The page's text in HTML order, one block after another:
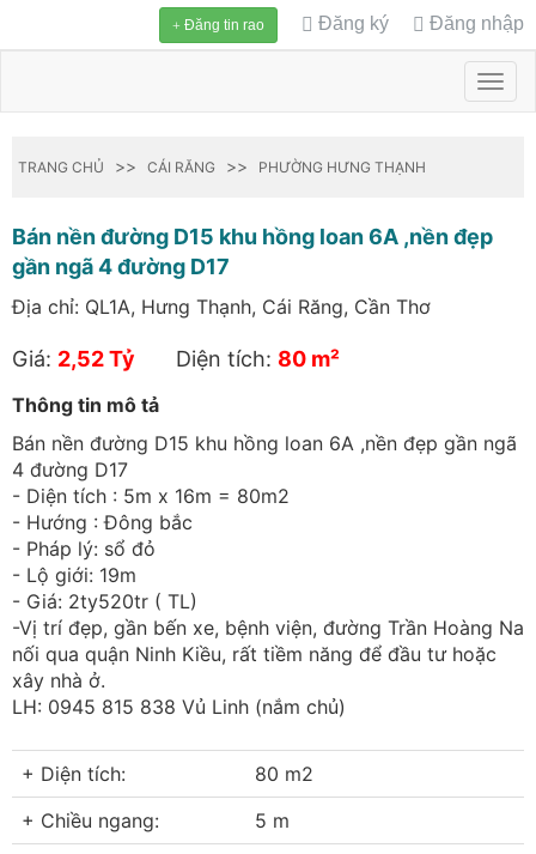
Đăng tin rao Đăng ký Đăng nhập
TRANG CHỦ >> CÁI RĂNG >> PHƯỜNG HƯNG THẠNH
Bán nền đường D15 khu hồng loan 6A ,nền đẹp
gần ngã 4 đường D17
Địa chỉ: QL1A, Hưng Thạnh, Cái Răng, Cần Thơ
Giá: 2,52 Tỷ Diện tích: 80 m²
Thông tin mô tả
Bán nền đường D15 khu hồng loan 6A ,nền đẹp gần ngã
4 đường D17
- Diện tích : 5m x 16m = 80m2
- Hướng : Đông bắc
- Pháp lý: sổ đỏ
- Lộ giới: 19m
- Giá: 2ty520tr ( TL)
-Vị trí đẹp, gần bến xe, bệnh viện, đường Trần Hoàng Na
nối qua quận Ninh Kiều, rất tiềm năng để đầu tư hoặc
xây nhà ở.
LH: 0945 815 838 Vủ Linh (nắm chủ)
+ Diện tích:
80 m2
+ Chiều ngang:
5 m